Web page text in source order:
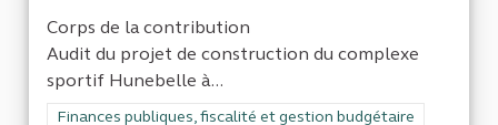
Corps de la contribution
Audit du projet de construction du complexe
sportif Hunebelle à...
Filtrer les résultats de la catégorie : Finances publiques,
Finances publiques, fiscalité et gestion budgétaire